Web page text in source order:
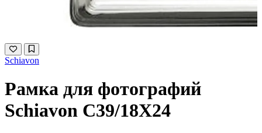
Schiavon
Рамка для фотографий
Schiavon C39/18X24